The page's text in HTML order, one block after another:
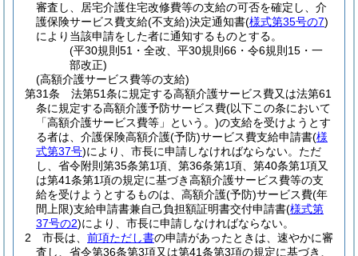
審査し、居宅介護住宅改修費等の支給の可否を確定し、介
護保険サービス費支給(不支給)決定通知書(様式第35号の7)
により当該申請をした者に通知するものとする。
(平30規則51・全改、平30規則66・令6規則15・一
部改正)
(高額介護サービス費等の支給)
第31条
法第51条に規定する高額介護サービス費又は法第61
条に規定する高額介護予防サービス費(以下この条において
「高額介護サービス費等」という。)の支給を受けようとす
る者は、介護保険高額介護(予防)サービス費支給申請書(様
式第37号)により、市長に申請しなければならない。 ただ
し、省令附則第35条第1項、第36条第1項、第40条第1項又
は第41条第1項の規定に基づき高額介護サービス費等の支
給を受けようとするものは、高額介護(予防)サービス費(年
間上限)支給申請書兼自己負担額証明書交付申請書(様式第
37号の2)により、市長に申請しなければならない。
2
市長は、 前項ただし書の申請があったときは、速やかに審
査し、省令第36条第3項又は第41条第3項の規定に基づき、